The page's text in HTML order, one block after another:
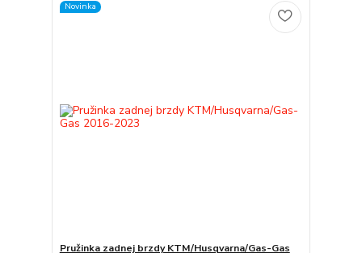
Novinka
Pružinka zadnej brzdy KTM/Husqvarna/Gas-Gas